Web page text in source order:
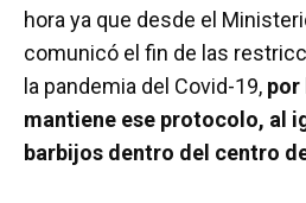
hora ya que desde el
comunicó el fin de las
la pandemia del Covid-19, por
mantiene ese protocolo, al
barbijos dentro del centro